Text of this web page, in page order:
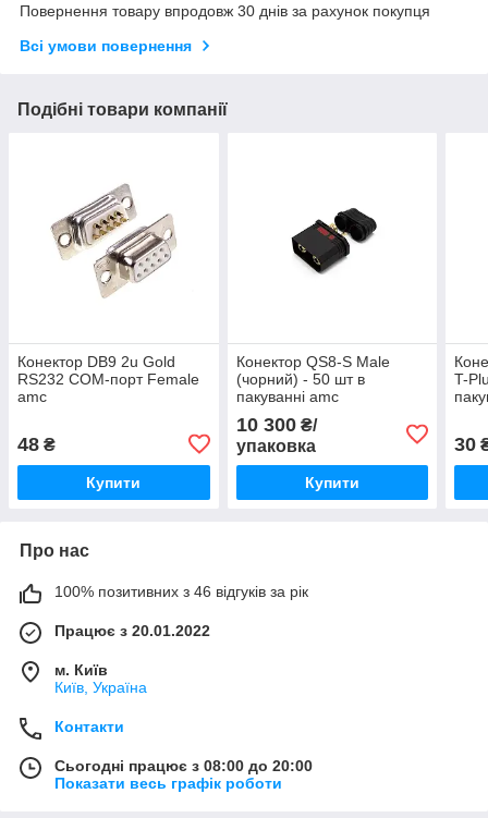
Повернення товару впродовж 30 днів за рахунок покупця
Всі умови повернення
Подібні товари компанії
Конектор DB9 2u Gold
RS232 COM-порт Female
amc
48 ₴
Купити
Конектор QS8-S Male
(чорний) - 50 шт в
пакуванні amc
10 300₴/
упаковка
Купити
T-
30
Про нас
100% позитивних з 46 відгуків за рік
Працює з 20.01.2022
м. Київ
Київ, Україна
Контакти
Сьогодні працює з 08:00 до 20:00
Показати весь графік роботи